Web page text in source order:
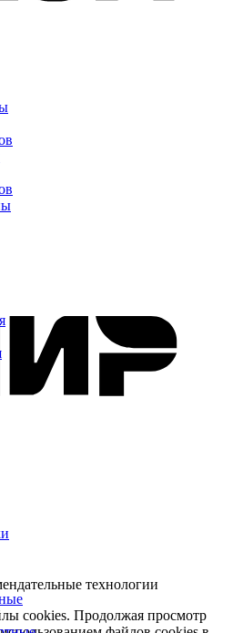
технологии
cookies. Продолжая просмотр